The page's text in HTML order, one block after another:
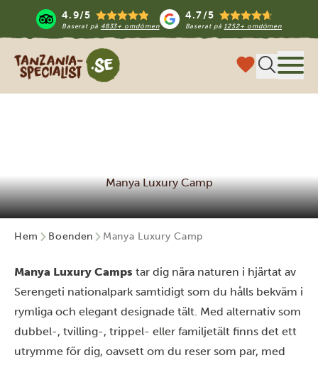
4.9/5
Baserat på 4833+ omdömen
4.7/5
Baserat på1252+ omdömen
Tanzania Specialist
Manya Luxury Camp
Hem Boenden Manya Luxury Camp
Manya Luxury Camps tar dig nära naturen i hjärtat av
Serengeti nationalpark samtidigt som du hålls bekväm i
rymliga och elegant designade tält. Med alternativ som
dubbel-, tvilling-, trippel- eller familjetält finns det ett
utrymme för dig, oavsett om du reser som par, med